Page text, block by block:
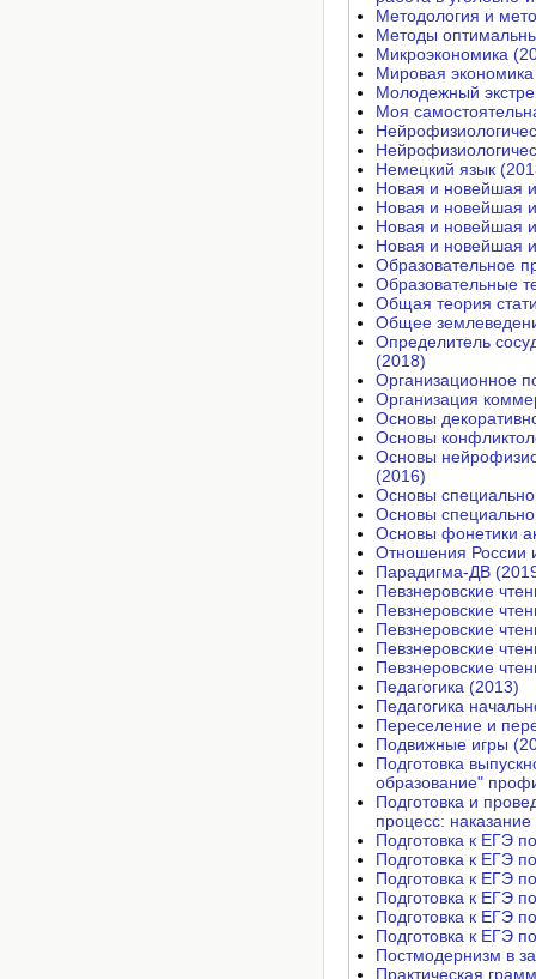
Методология и
Методы
Микроэкономика
Мировая
Молодежный
Моя
Немецкий язык
Новая и новейшая
Новая и новейшая
Новая и новейшая
Новая и новейшая
Образовательное
Образовательные
Общая теория
Общее
Определитель
(2018)
Организационное
Организация
Основы
Основы
Основы
(2016)
Основы
Основы
Основы фонетики
Отношения России
Парадигма-ДВ
Певзнеровские
Певзнеровские
Певзнеровские
Певзнеровские
Певзнеровские
Педагогика (2013)
Педагогика
Переселение и
Подвижные игры
Подготовка
образование"
Подготовка и
процесс:
Подготовка к ЕГЭ
Подготовка к ЕГЭ
Подготовка к ЕГЭ
Подготовка к ЕГЭ
Подготовка к ЕГЭ
Подготовка к ЕГЭ
Постмодернизм в
Практическая